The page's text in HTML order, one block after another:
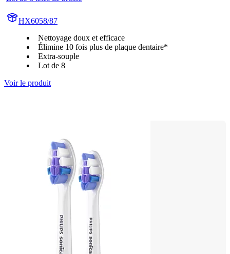
HX6058/87
Nettoyage doux et efficace
Élimine 10 fois plus de plaque dentaire*
Extra-souple
Lot de 8
Voir le produit